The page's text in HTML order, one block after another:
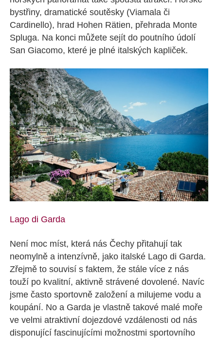
bystřiny, dramatické soutěsky (Viamala či
Cardinello), hrad Hohen Rätien, přehrada Monte
Spluga. Na konci můžete sejít do poutního údolí
San Giacomo, které je plné italských kapliček.
Lago di Garda
Není moc míst, která nás Čechy přitahují tak
neomylně a intenzívně, jako italské Lago di Garda.
Zřejmě to souvisí s faktem, že stále více z nás
touží po kvalitní, aktivně strávené dovolené. Navíc
jsme často sportovně založení a milujeme vodu a
koupání. No a Garda je vlastně takové malé moře
ve velmi atraktivní dojezdové vzdálenosti od nás
disponující fascinujícími možnostmi sportovního